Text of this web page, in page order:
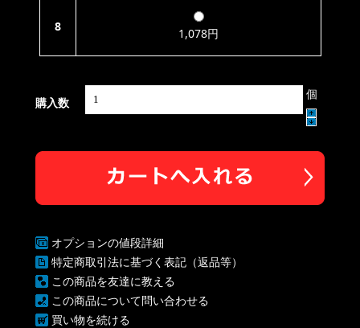
8 1,078円
購入数
個
オプションの値段詳細
特定商取引法に基づく表記（返品等）
この商品を友達に教える
この商品について問い合わせる
買い物を続ける